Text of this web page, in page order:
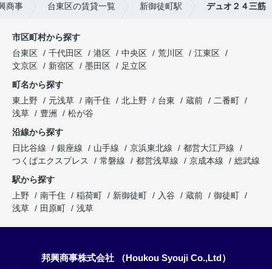
商事 台東区の賃貸一覧 新御徒町駅 デュオ２４三筋
市区町村から探す
台東区
千代田区 港区 中央区 荒川区
江東区
文京区
新宿区 墨田区
足立区
町名から探す
東上野
元浅草 南千住 北上野 台東 蔵前
二番町
浅草
豊洲
松が谷
沿線から探す
日比谷線
銀座線 山手線 京浜東北線
都営大江戸線
つくばエクスプレス
常磐線 都営浅草線 京成本線
総武線
駅から探す
上野
南千住 稲荷町 新御徒町 入谷 蔵前
御徒町
浅草
田原町 浅草
邦興商事株式会社 （Houkou Syouji Co.,Ltd）